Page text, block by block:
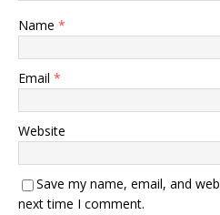
Name *
Email *
Website
Save my name, email, and
next time I comment.